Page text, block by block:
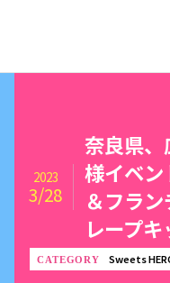
奈良県
様イベ
＆フラ
レープ
2023
3/28
Sweets